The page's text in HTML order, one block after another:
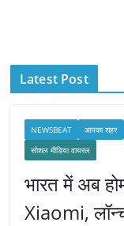
e
Latest Post
NEWSBEAT आपका शहर
सोशल मीडिया वायरल
भारत में अब
Xiaomi,